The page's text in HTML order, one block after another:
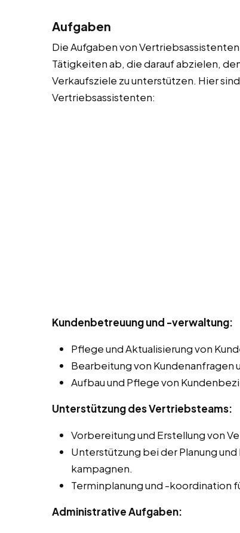
Aufgaben
Die Aufgaben von
Tätigkeiten ab, die darauf abzielen,
Verkaufsziele zu unterstützen. Hier
Vertriebsassistenten:
Kundenbetreuung und -verwaltung:
Pflege und Aktualisierung von
Bearbeitung von Kundenanfragen
Aufbau und Pflege von
Unterstützung des Vertriebsteams:
Vorbereitung und Erstellung von
Unterstützung bei der Planung
kampagnen.
Terminplanung und -koordination
Administrative Aufgaben: